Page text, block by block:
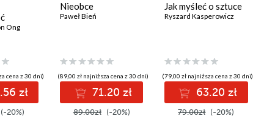
Ong
cena z 30 dni)
zł
(-20%)
Nieobce
Paweł Bień
(89,00 zł najniższa cena z 30 dni)
71.20 zł
89.00zł (-20%)
Jak myśleć o sztuce
Ryszard Kasperowicz
(79,00 zł najniższa cena z 30 dni)
63.20 zł
79.00zł (-20%)